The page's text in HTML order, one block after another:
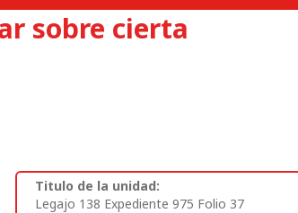
sobre cierta
Titulo de la unidad:
Legajo 138 Expediente 975 Folio 37